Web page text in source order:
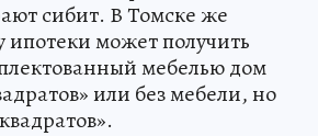
сибит. В Томске же
ипотеки может получить
мебелью дом
или без мебели, но